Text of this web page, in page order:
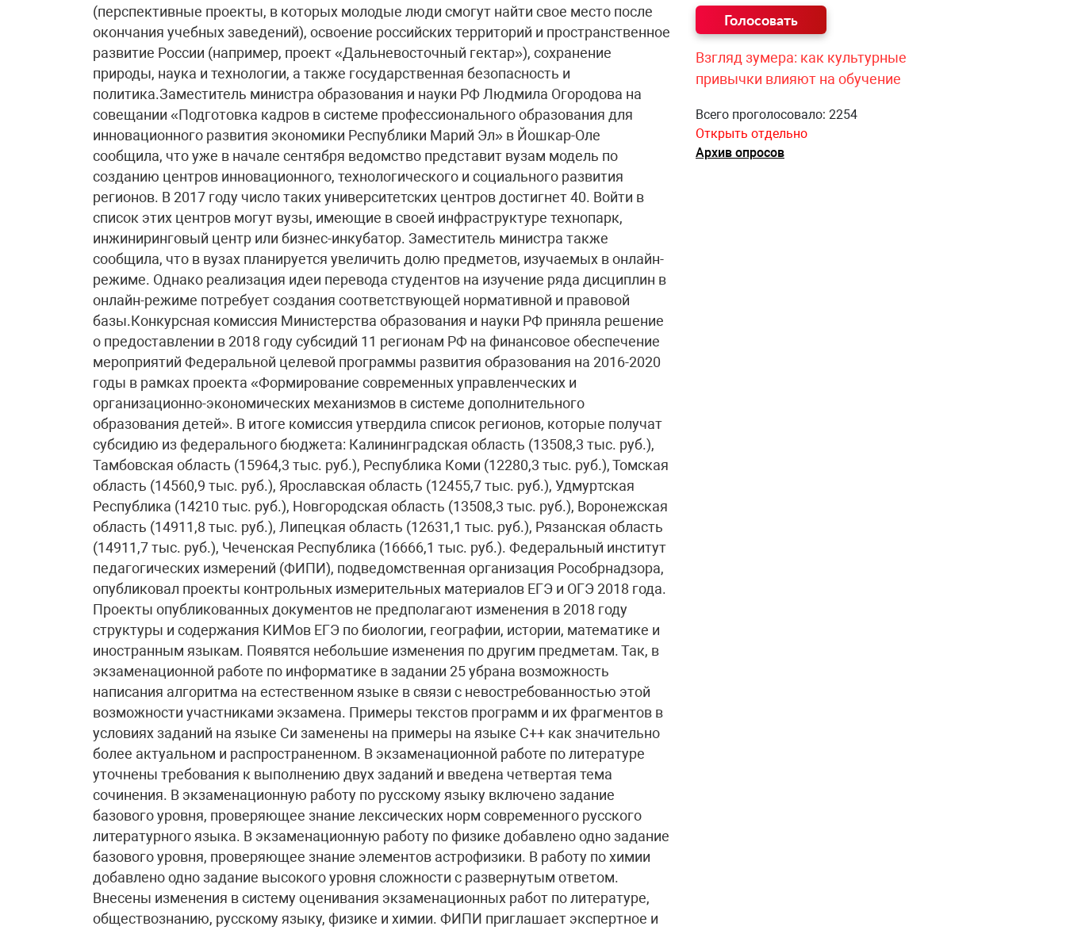
(перспективные проекты, в которых молодые люди смогут найти свое место после
окончания учебных заведений), освоение российских территорий и пространственное
развитие России (например, проект «Дальневосточный гектар»), сохранение
природы, наука и технологии, а также государственная безопасность и
политика.Заместитель министра образования и науки РФ Людмила Огородова на
совещании «Подготовка кадров в системе профессионального образования для
инновационного развития экономики Республики Марий Эл» в Йошкар-Оле
сообщила, что уже в начале сентября ведомство представит вузам модель по
созданию центров инновационного, технологического и социального развития
регионов. В 2017 году число таких университетских центров достигнет 40. Войти в
список этих центров могут вузы, имеющие в своей инфраструктуре технопарк,
инжиниринговый центр или бизнес-инкубатор. Заместитель министра также
сообщила, что в вузах планируется увеличить долю предметов, изучаемых в онлайн-
режиме. Однако реализация идеи перевода студентов на изучение ряда дисциплин в
онлайн-режиме потребует создания соответствующей нормативной и правовой
базы.Конкурсная комиссия Министерства образования и науки РФ приняла решение
о предоставлении в 2018 году субсидий 11 регионам РФ на финансовое обеспечение
мероприятий Федеральной целевой программы развития образования на 2016-2020
годы в рамках проекта «Формирование современных управленческих и
организационно-экономических механизмов в системе дополнительного
образования детей». В итоге комиссия утвердила список регионов, которые получат
субсидию из федерального бюджета: Калининградская область (13508,3 тыс. руб.),
Тамбовская область (15964,3 тыс. руб.), Республика Коми (12280,3 тыс. руб.), Томская
область (14560,9 тыс. руб.), Ярославская область (12455,7 тыс. руб.), Удмуртская
Республика (14210 тыс. руб.), Новгородская область (13508,3 тыс. руб.), Воронежская
область (14911,8 тыс. руб.), Липецкая область (12631,1 тыс. руб.), Рязанская область
(14911,7 тыс. руб.), Чеченская Республика (16666,1 тыс. руб.). Федеральный институт
педагогических измерений (ФИПИ), подведомственная организация Рособрнадзора,
опубликовал проекты контрольных измерительных материалов ЕГЭ и ОГЭ 2018 года.
Проекты опубликованных документов не предполагают изменения в 2018 году
структуры и содержания КИМов ЕГЭ по биологии, географии, истории, математике и
иностранным языкам. Появятся небольшие изменения по другим предметам. Так, в
экзаменационной работе по информатике в задании 25 убрана возможность
написания алгоритма на естественном языке в связи с невостребованностью этой
возможности участниками экзамена. Примеры текстов программ и их фрагментов в
условиях заданий на языке Си заменены на примеры на языке С++ как значительно
более актуальном и распространенном. В экзаменационной работе по литературе
уточнены требования к выполнению двух заданий и введена четвертая тема
сочинения. В экзаменационную работу по русскому языку включено задание
базового уровня, проверяющее знание лексических норм современного русского
литературного языка. В экзаменационную работу по физике добавлено одно задание
базового уровня, проверяющее знание элементов астрофизики. В работу по химии
добавлено одно задание высокого уровня сложности с развернутым ответом.
Внесены изменения в систему оценивания экзаменационных работ по литературе,
обществознанию, русскому языку, физике и химии. ФИПИ приглашает экспертное и
Взгляд зумера: как культурные
привычки влияют на обучение
Всего проголосовало: 2254
Открыть отдельно
Архив опросов